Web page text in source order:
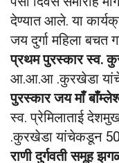
देण्यात आले. या
जय दुर्गा महिला बचत
प्रथम पुरस्कार स्व.
आ.आ.आ .कुरखेडा
पुरस्कार जय माँ
स्व. प्रेमिलाताई
.कुरखेडा यांचेकडून
राणी दुर्गवती समूह